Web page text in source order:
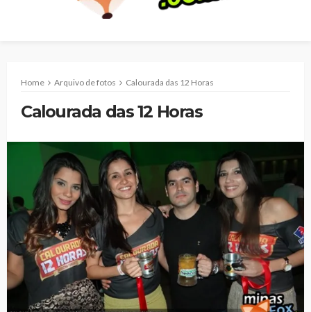
Home Arquivo de fotos Calourada das 12 Horas
Calourada das 12 Horas